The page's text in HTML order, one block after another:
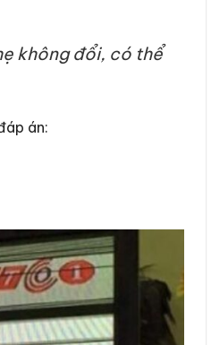
không đổi, có thể
án: